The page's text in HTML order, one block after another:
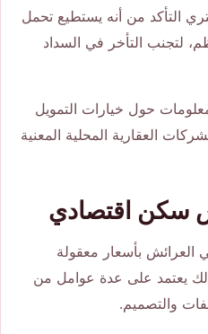
التأكد من أنه يستطيع تحمل
لتجنب التأخر في السداد
حول خيارات التمويل
العقارية المحلية المعنية
سكن اقتصادي
العرائش بأسعار معقولة
يعتمد على عدة عوامل من
والتصميم.